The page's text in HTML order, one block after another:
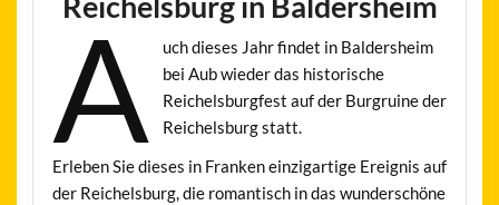
A
uch dieses Jahr findet in Baldersheim
bei Aub wieder das historische
Reichelsburgfest auf der Burgruine der
Reichelsburg statt.
Erleben Sie dieses in Franken einzigartige Ereignis auf
der Reichelsburg, die romantisch in das wunderschöne